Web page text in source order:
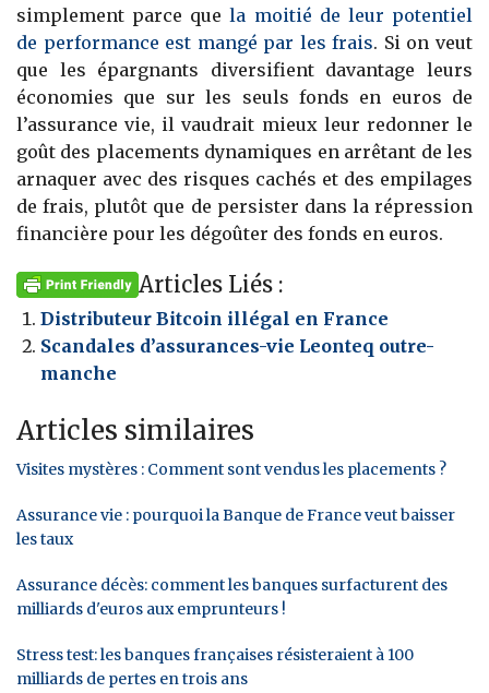
simplement parce quela moitié de leur potentiel
de performance est mangé par les frais. Si on veut
que les épargnants diversifient davantage leurs
économies que sur les seuls fonds en euros de
l’assurance vie, il vaudrait mieux leur redonner le
goût des placements dynamiques en arrêtant de les
arnaquer avec des risques cachés et des empilages
de frais, plutôt que de persister dans la répression
financière pour les dégoûter des fonds en euros.
Articles Liés :
Distributeur Bitcoin illégal en France
Scandales d’assurances-vie Leonteq outre-
manche
Articles similaires
Visites mystères : Comment sont vendus les placements ?
Assurance vie : pourquoi la Banque de France veut baisser
les taux
Assurance décès: comment les banques surfacturent des
milliards d'euros aux emprunteurs !
Stress test: les banques françaises résisteraient à 100
milliards de pertes en trois ans